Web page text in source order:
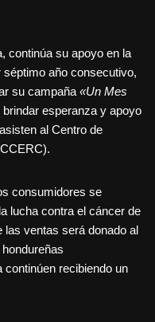
continúa su apoyo en la
año consecutivo,
su campaña «Un Mes
esperanza y apoyo
al Centro de
consumidores se
lucha contra el cáncer de
las ventas será donado al
recibiendo un